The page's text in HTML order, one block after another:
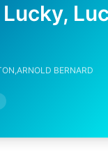
BERNARD